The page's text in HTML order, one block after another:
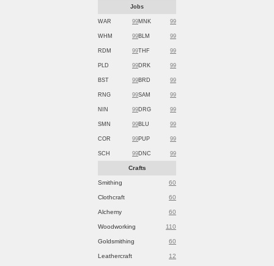
Jobs
WAR 99MNK 99
WHM 99BLM 99
RDM 99THF 99
PLD 99DRK 99
BST 99BRD 99
RNG 99SAM 99
NIN 99DRG 99
SMN 99BLU 99
COR 99PUP 99
SCH 99DNC 99
Crafts
Smithing 60
Clothcraft 60
Alchemy 60
Woodworking 110
Goldsmithing 60
Leathercraft 12